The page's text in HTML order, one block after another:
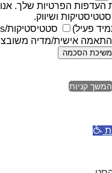
העדפות הפרטיות שלך.
ושיווק.
פעיל)
סטטיסטיקות/Analytics
התאמה אישית/מדיה
משיכת הסכמה
המשך קניות